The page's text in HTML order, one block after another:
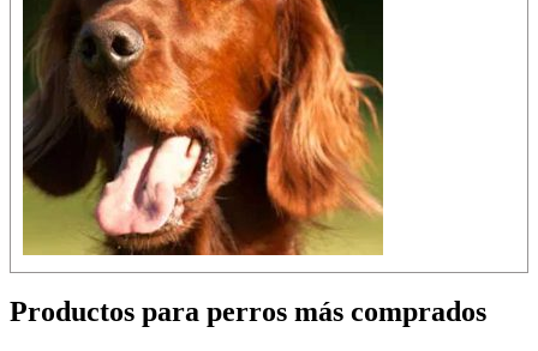
Productos para perros más comprados